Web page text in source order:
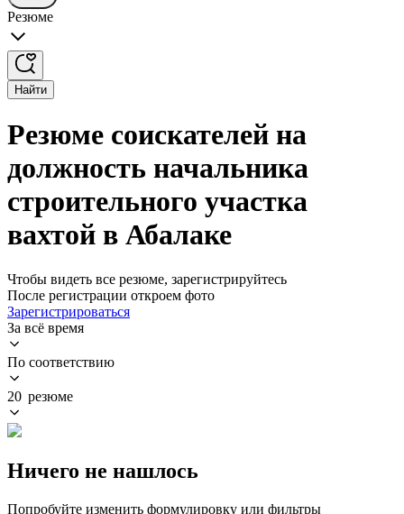
Резюме
Найти
Резюме соискателей на
должность начальника
строительного участка
вахтой в Абалаке
Чтобы видеть все резюме, зарегистрируйтесь
После регистрации откроем фото
Зарегистрироваться
За всё время
По соответствию
20 резюме
Ничего не нашлось
Попробуйте изменить формулировку или фильтры